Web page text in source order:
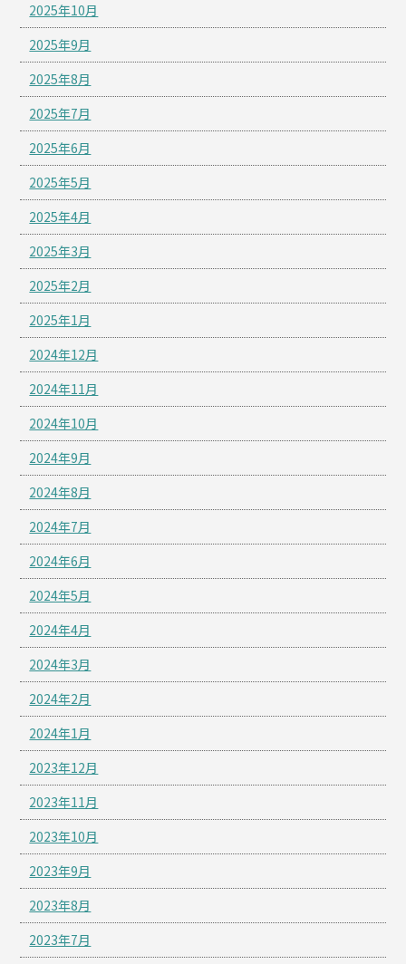
2025年10月
2025年9月
2025年8月
2025年7月
2025年6月
2025年5月
2025年4月
2025年3月
2025年2月
2025年1月
2024年12月
2024年11月
2024年10月
2024年9月
2024年8月
2024年7月
2024年6月
2024年5月
2024年4月
2024年3月
2024年2月
2024年1月
2023年12月
2023年11月
2023年10月
2023年9月
2023年8月
2023年7月